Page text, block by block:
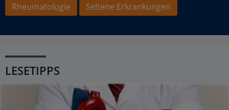
Rheumatologie
Seltene Erkrankungen
LESETIPPS